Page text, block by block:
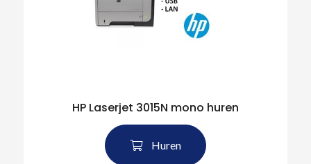
HP Laserjet 3015N mono huren
Huren